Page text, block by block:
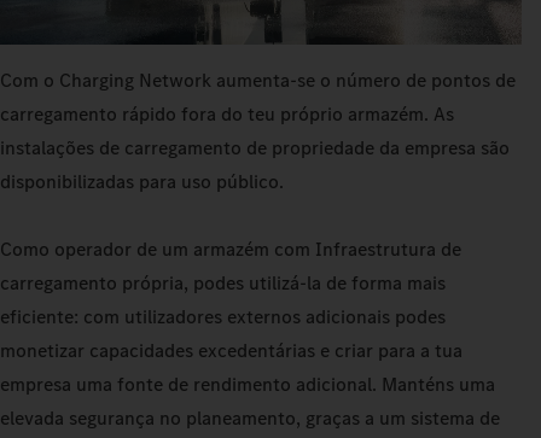
Com o Charging Network aumenta-se o número de pontos de
carregamento rápido fora do teu próprio armazém. As
instalações de carregamento de propriedade da empresa são
disponibilizadas para uso público.
Como operador de um armazém com Infraestrutura de
carregamento própria, podes utilizá‑la de forma mais
eficiente: com utilizadores externos adicionais podes
monetizar capacidades excedentárias e criar para a tua
empresa uma fonte de rendimento adicional. Manténs uma
elevada segurança no planeamento, graças a um sistema de